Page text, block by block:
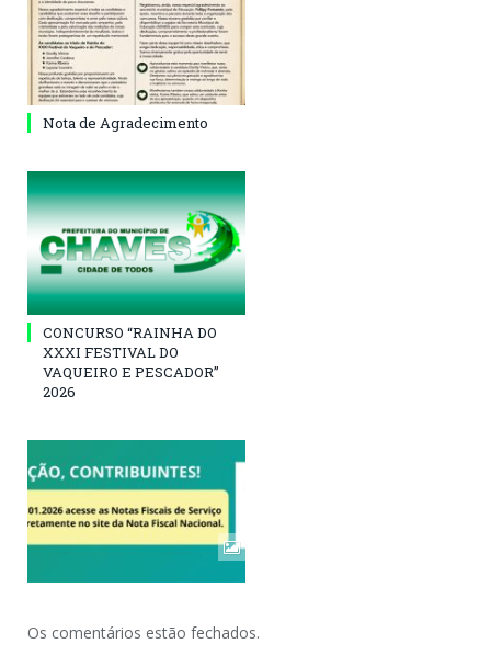
Nota de Agradecimento
CONCURSO “RAINHA DO
XXXI FESTIVAL DO
VAQUEIRO E PESCADOR”
2026
Os comentários estão fechados.